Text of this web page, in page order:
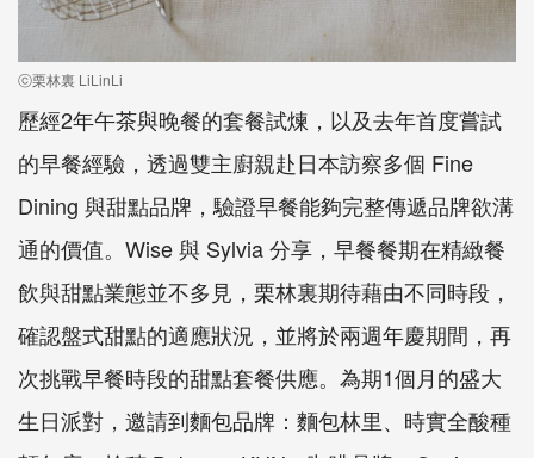
ⓒ栗林裏 LiLinLi
歷經2年午茶與晚餐的套餐試煉，以及去年首度嘗試
的早餐經驗，透過雙主廚親赴日本訪察多個 Fine
Dining 與甜點品牌，驗證早餐能夠完整傳遞品牌欲溝
通的價值。Wise 與 Sylvia 分享，早餐餐期在精緻餐
飲與甜點業態並不多見，栗林裏期待藉由不同時段，
確認盤式甜點的適應狀況，並將於兩週年慶期間，再
次挑戰早餐時段的甜點套餐供應。為期1個月的盛大
生日派對，邀請到麵包品牌：麵包林里、時實全酸種